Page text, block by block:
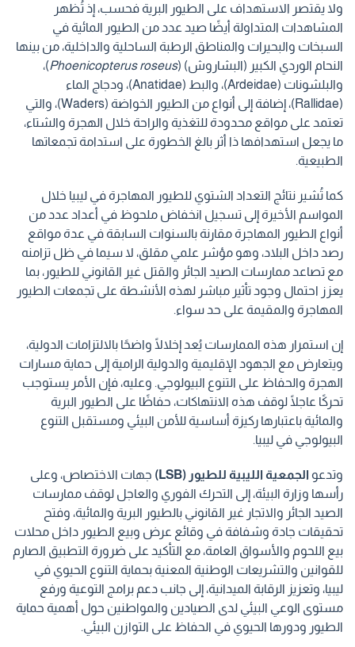
ولا يقتصر الاستهداف على الطيور البرية فحسب، إذ تُظهر
المشاهدات المتداولة أيضًا صيد عدد من الطيور المائية في
السبخات والبحيرات والمناطق الرطبة الساحلية والداخلية، من بينها
النحام الوردي الكبير (البشاروش) (Phoenicopterus roseus)،
والبلشونات (Ardeidae)، والبط (Anatidae)، ودجاج الماء
(Rallidae)، إضافة إلى أنواع من الطيور الخواضة (Waders)، والتي
تعتمد على مواقع محدودة للتغذية والراحة خلال الهجرة والشتاء،
ما يجعل استهدافها ذا أثر بالغ الخطورة على استدامة تجمعاتها
الطبيعية.
كما تُشير نتائج التعداد الشتوي للطيور المهاجرة في ليبيا خلال
المواسم الأخيرة إلى تسجيل انخفاض ملحوظ في أعداد عدد من
أنواع الطيور المهاجرة مقارنة بالسنوات السابقة في عدة مواقع
رصد داخل البلاد، وهو مؤشر علمي مقلق، لا سيما في ظل تزامنه
مع تصاعد ممارسات الصيد الجائر والقتل غير القانوني للطيور، بما
يعزز احتمال وجود تأثير مباشر لهذه الأنشطة على تجمعات الطيور
المهاجرة والمقيمة على حد سواء.
إن استمرار هذه الممارسات يُعد إخلالًا واضحًا بالالتزامات الدولية،
ويتعارض مع الجهود الإقليمية والدولية الرامية إلى حماية مسارات
الهجرة والحفاظ على التنوع البيولوجي. وعليه، فإن الأمر يستوجب
تحركًا عاجلًا لوقف هذه الانتهاكات، حفاظًا على الطيور البرية
والمائية باعتبارها ركيزة أساسية للأمن البيئي ومستقبل التنوع
البيولوجي في ليبيا.
وتدعو الجمعية الليبية للطيور (LSB)
جهات الاختصاص، وعلى
رأسها وزارة البيئة، إلى التحرك الفوري والعاجل لوقف ممارسات
الصيد الجائر والاتجار غير القانوني بالطيور البرية والمائية، وفتح
تحقيقات جادة وشفافة في وقائع عرض وبيع الطيور داخل محلات
بيع اللحوم والأسواق العامة، مع التأكيد على ضرورة التطبيق الصارم
للقوانين والتشريعات الوطنية المعنية بحماية التنوع الحيوي في
ليبيا، وتعزيز الرقابة الميدانية، إلى جانب دعم برامج التوعية ورفع
مستوى الوعي البيئي لدى الصيادين والمواطنين حول أهمية حماية
الطيور ودورها الحيوي في الحفاظ على التوازن البيئي.